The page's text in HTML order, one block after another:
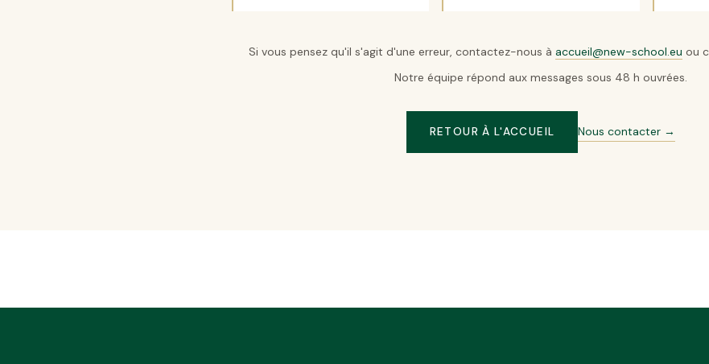
Si vous pensez qu'il s'agit d'une erreur, contactez-nous à accueil@new-school.eu ou
Notre équipe répond aux messages sous 48 h ouvrées.
RETOUR À L'ACCUEIL Nous contacter →